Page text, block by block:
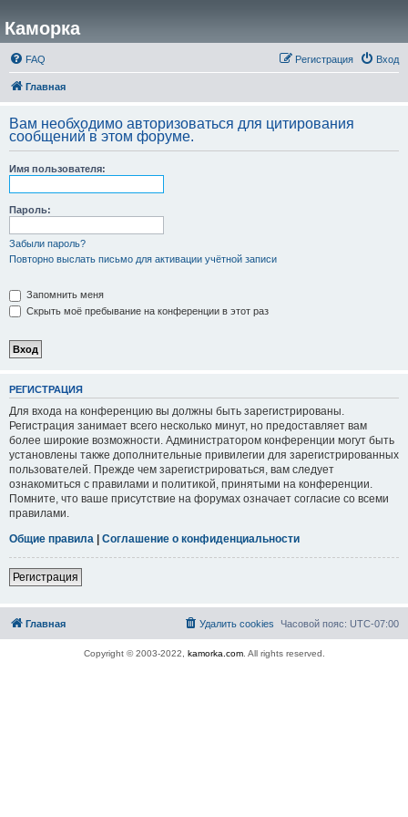
Каморка
FAQ Вход
Регистрация
Главная
Вам необходимо авторизоваться для цитирования
сообщений в этом форуме.
Имя пользователя:
Пароль:
Забыли пароль?
Повторно выслать письмо для активации учётной записи
Запомнить меня
Скрыть моё пребывание на конференции в этот раз
РЕГИСТРАЦИЯ
Для входа на конференцию вы должны быть зарегистрированы.
Регистрация занимает всего несколько минут, но предоставляет вам
более широкие возможности. Администратором конференции могут быть
установлены также дополнительные привилегии для зарегистрированных
пользователей. Прежде чем зарегистрироваться, вам следует
ознакомиться с правилами и политикой, принятыми на конференции.
Помните, что ваше присутствие на форумах означает согласие со всеми
правилами.
Общие правила | Соглашение о конфиденциальности
Регистрация
Главная Часовой пояс: UTC-07:00
Удалить cookies
Copyright © 2003-2022, kamorka.com. All rights reserved.